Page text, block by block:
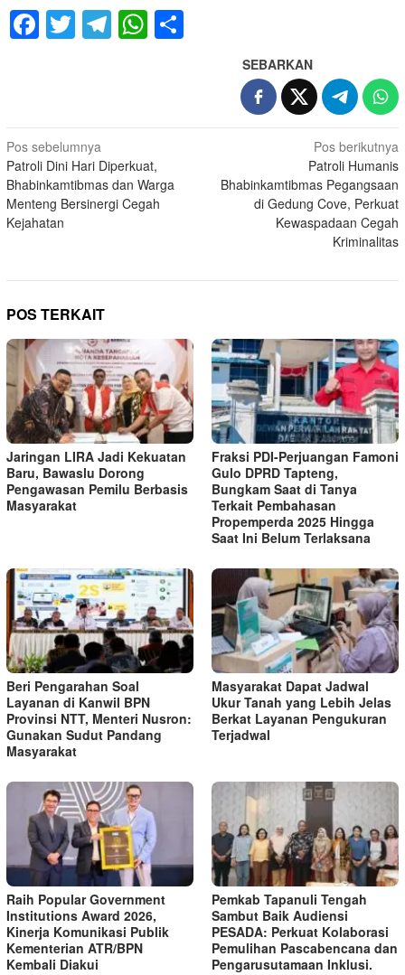
Facebook
TwitterTelegram
WhatsApp
SEBARKAN
Navigasi
pos
Pos sebelumnya
Patroli Dini Hari Diperkuat,
Bhabinkamtibmas dan Warga
Menteng Bersinergi Cegah
Kejahatan
Pos berikutnya
Patroli Humanis
Bhabinkamtibmas Pegangsaan
di Gedung Cove, Perkuat
Kewaspadaan Cegah
Kriminalitas
POS TERKAIT
Jaringan LIRA Jadi Kekuatan
Baru, Bawaslu Dorong
Pengawasan Pemilu Berbasis
Masyarakat
Fraksi PDI-Perjuangan Famoni
Gulo DPRD Tapteng,
Bungkam Saat di Tanya
Terkait Pembahasan
Propemperda 2025 Hingga
Saat Ini Belum Terlaksana
Beri Pengarahan Soal
Layanan di Kanwil BPN
Provinsi NTT, Menteri Nusron:
Gunakan Sudut Pandang
Masyarakat
Masyarakat Dapat Jadwal
Ukur Tanah yang Lebih Jelas
Berkat Layanan Pengukuran
Terjadwal
Raih Popular Government
Institutions Award 2026,
Kinerja Komunikasi Publik
Kementerian ATR/BPN
Kembali Diakui
Pemkab Tapanuli Tengah
Sambut Baik Audiensi
PESADA: Perkuat Kolaborasi
Pemulihan Pascabencana dan
Pengarusutamaan Inklusi.